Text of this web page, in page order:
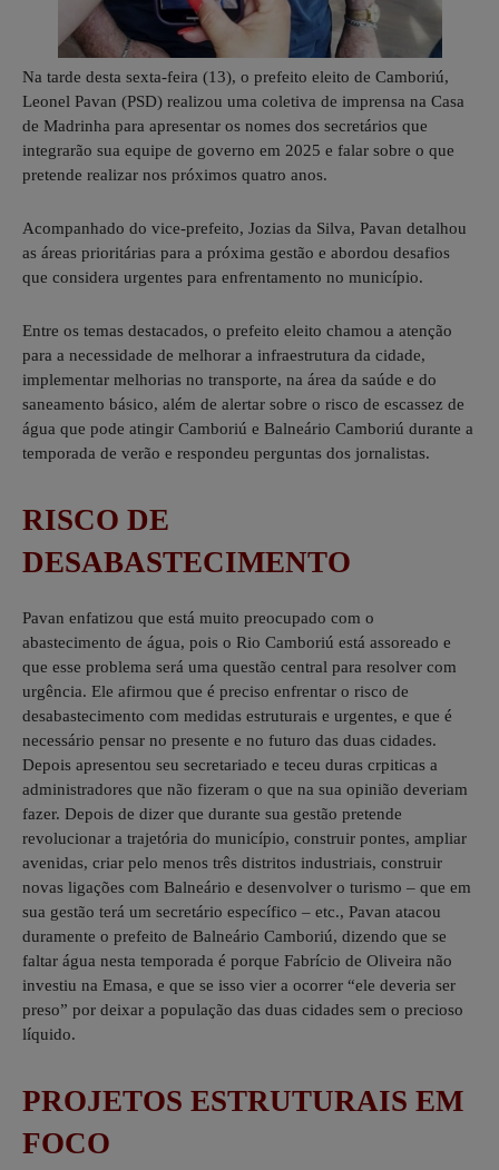
Na tarde desta sexta-feira (13), o prefeito eleito de Camboriú,
Leonel Pavan (PSD) realizou uma coletiva de imprensa na Casa
de Madrinha para apresentar os nomes dos secretários que
integrarão sua equipe de governo em 2025 e falar sobre o que
pretende realizar nos próximos quatro anos.
Acompanhado do vice-prefeito, Jozias da Silva, Pavan detalhou
as áreas prioritárias para a próxima gestão e abordou desafios
que considera urgentes para enfrentamento no município.
Entre os temas destacados, o prefeito eleito chamou a atenção
para a necessidade de melhorar a infraestrutura da cidade,
implementar melhorias no transporte, na área da saúde e do
saneamento básico, além de alertar sobre o risco de escassez de
água que pode atingir Camboriú e Balneário Camboriú durante a
temporada de verão e respondeu perguntas dos jornalistas.
RISCO DE
DESABASTECIMENTO
Pavan enfatizou que está muito preocupado com o
abastecimento de água, pois o Rio Camboriú está assoreado e
que esse problema será uma questão central para resolver com
urgência. Ele afirmou que é preciso enfrentar o risco de
desabastecimento com medidas estruturais e urgentes, e que é
necessário pensar no presente e no futuro das duas cidades.
Depois apresentou seu secretariado e teceu duras crpiticas a
administradores que não fizeram o que na sua opinião deveriam
fazer. Depois de dizer que durante sua gestão pretende
revolucionar a trajetória do município, construir pontes, ampliar
avenidas, criar pelo menos três distritos industriais, construir
novas ligações com Balneário e desenvolver o turismo – que em
sua gestão terá um secretário específico – etc., Pavan atacou
duramente o prefeito de Balneário Camboriú, dizendo que se
faltar água nesta temporada é porque Fabrício de Oliveira não
investiu na Emasa, e que se isso vier a ocorrer “ele deveria ser
preso” por deixar a população das duas cidades sem o precioso
líquido.
PROJETOS ESTRUTURAIS EM
FOCO